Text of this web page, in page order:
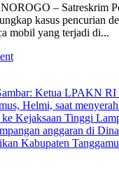
– Satreskrim
kasus pencurian
mobil yang terjadi di...
Ketua LPAKN
Helmi, saat
ke Kejaksaan Tinggi
anggaran di
Kabupaten